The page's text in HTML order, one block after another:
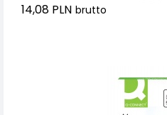
14,08 PLN brutto